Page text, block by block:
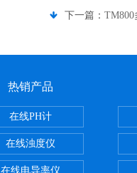
下一篇：
热销产品
在线PH计
在线浊度仪
在线电导率仪